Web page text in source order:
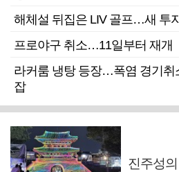
해체설 뒤집은 LIV 골프…새 투
프로야구 취소…11일부터 재개
라커룸 냉탕 등장…폭염 경기취
잡
진주성